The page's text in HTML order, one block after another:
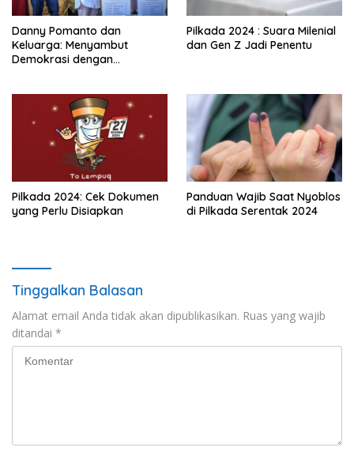
Danny Pomanto dan
Keluarga: Menyambut
Demokrasi dengan
Pilkada 2024 : Suara Milenial
dan Gen Z Jadi Penentu
Pilkada 2024: Cek Dokumen
yang Perlu Disiapkan
Panduan Wajib Saat Nyoblos
di Pilkada Serentak 2024
Tinggalkan Balasan
Alamat email Anda tidak akan dipublikasikan. Ruas yang wajib
ditandai *